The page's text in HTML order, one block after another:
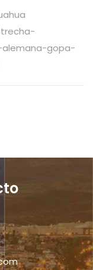
alemana-gopa-